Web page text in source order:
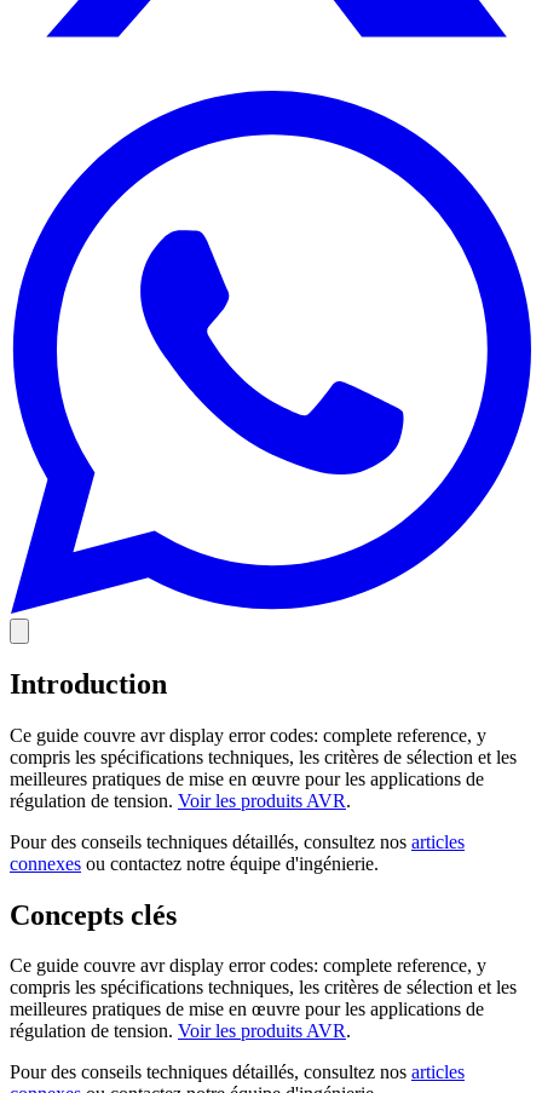
Introduction
Ce guide couvre avr display error codes: complete reference, y
compris les spécifications techniques, les critères de sélection et les
meilleures pratiques de mise en œuvre pour les applications de
régulation de tension. Voir les produits AVR.
Pour des conseils techniques détaillés, consultez nos articles
connexes ou contactez notre équipe d'ingénierie.
Concepts clés
Ce guide couvre avr display error codes: complete reference, y
compris les spécifications techniques, les critères de sélection et les
meilleures pratiques de mise en œuvre pour les applications de
régulation de tension. Voir les produits AVR.
Pour des conseils techniques détaillés, consultez nos articles